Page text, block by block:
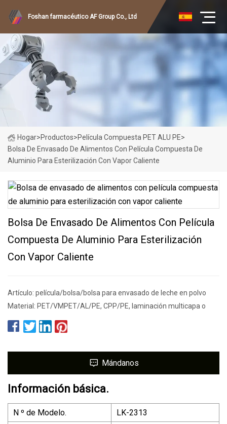
Foshan farmacéutico AF Group Co., Ltd
Hogar>Productos>Película Compuesta PET ALU PE>
Bolsa De Envasado De Alimentos Con Película Compuesta De
Aluminio Para Esterilización Con Vapor Caliente
Bolsa De Envasado De Alimentos Con Película
Compuesta De Aluminio Para Esterilización
Con Vapor Caliente
Artículo: película/bolsa/bolsa para envasado de leche en polvo
Material: PET/VMPET/AL/PE, CPP/PE, laminación multicapa o
Mándanos
Información básica.
N º de Modelo.
LK-2313